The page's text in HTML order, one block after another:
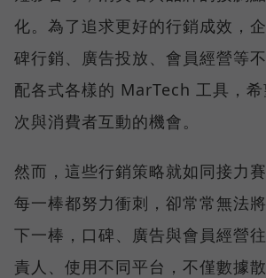
化。為了追求更好的行銷成效，
碑行銷、廣告投放、會員經營等
配各式各樣的 MarTech 工具，
次與消費者互動的機會。
然而，這些行銷策略就如同接力
每一棒都努力衝刺，卻常常無法
下一棒，口碑、廣告與會員經營
責人、使用不同平台，不僅數據